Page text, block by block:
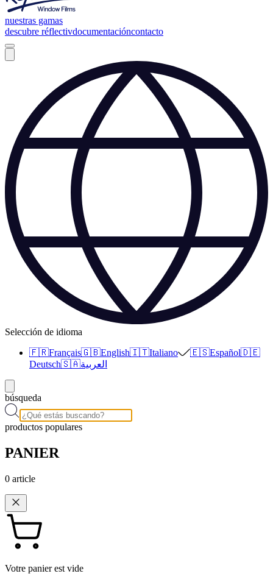
nuestras gamas
descubre réflectivdocumentacióncontacto
Selección de idioma
🇫🇷Français🇬🇧English🇮🇹Italiano 🇪🇸Español🇩🇪
Deutsch🇸🇦العربية
búsqueda
productos populares
PANIER
0 article
Votre panier est vide